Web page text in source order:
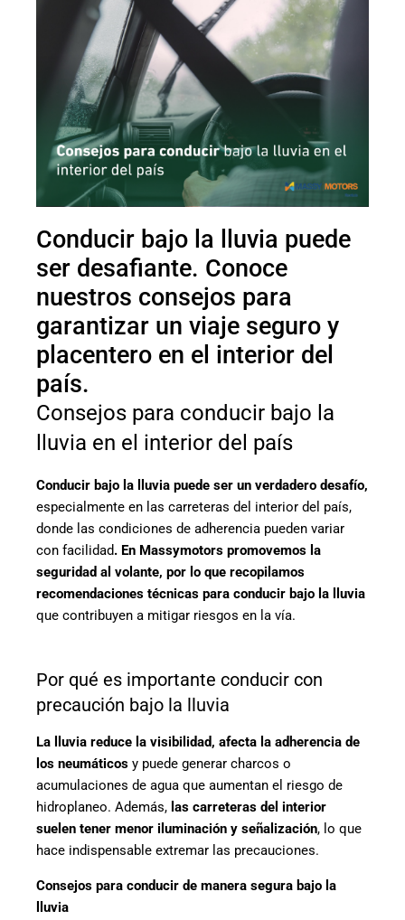
Conducir bajo la lluvia puede
ser desafiante. Conoce
nuestros consejos para
garantizar un viaje seguro y
placentero en el interior del
país.
Consejos para conducir bajo la
lluvia en el interior del país
Conducir bajo la lluvia puede ser un verdadero desafío,
especialmente en las carreteras del interior del país,
donde las condiciones de adherencia pueden variar
con facilidad. En Massymotors promovemos la
seguridad al volante, por lo que recopilamos
recomendaciones técnicas para conducir bajo la lluvia
que contribuyen a mitigar riesgos en la vía.
Por qué es importante conducir con
precaución bajo la lluvia
La lluvia reduce la visibilidad, afecta la adherencia de
los neumáticos y puede generar charcos o
acumulaciones de agua que aumentan el riesgo de
hidroplaneo. Además, las carreteras del interior
suelen tener menor iluminación y señalización, lo que
hace indispensable extremar las precauciones.
Consejos para conducir de manera segura bajo la
lluvia